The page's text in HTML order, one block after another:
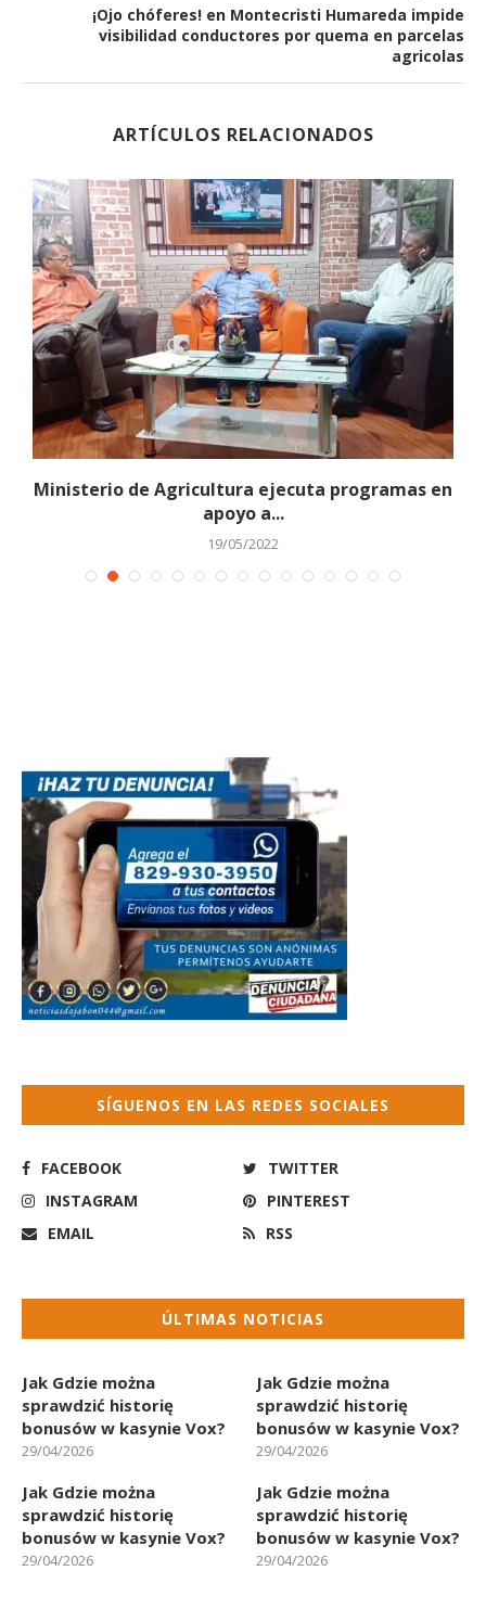
¡Ojo chóferes! en Montecristi Humareda impide
visibilidad conductores por quema en parcelas
agricolas
ARTÍCULOS RELACIONADOS
Ministerio de Agricultura ejecuta programas en
apoyo a...
19/05/2022
SÍGUENOS EN LAS REDES SOCIALES
FACEBOOK
TWITTER
INSTAGRAM
PINTEREST
EMAIL
RSS
ÚLTIMAS NOTICIAS
Jak Gdzie można
sprawdzić historię
bonusów w kasynie Vox?
29/04/2026
Jak Gdzie można
sprawdzić historię
bonusów w kasynie Vox?
29/04/2026
Jak Gdzie można
sprawdzić historię
bonusów w kasynie Vox?
29/04/2026
Jak Gdzie można
sprawdzić historię
bonusów w kasynie Vox?
29/04/2026